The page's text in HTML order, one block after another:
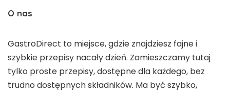
O nas
GastroDirect to miejsce, gdzie znajdziesz fajne i
szybkie przepisy nacały dzień. Zamieszczamy tutaj
tylko proste przepisy, dostępne dla każdego, bez
trudno dostępnych składników. Ma być szybko,